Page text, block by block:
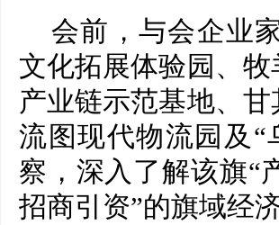
会前，与会企业
文化拓展体验园、
产业链示范基地、
流图现代物流园及“
察，深入了解该旗“
招商引资”的旗域经